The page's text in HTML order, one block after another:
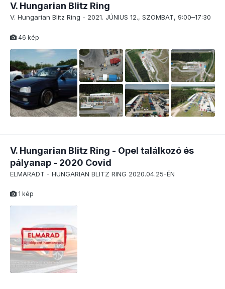
V. Hungarian Blitz Ring
V. Hungarian Blitz Ring - 2021. JÚNIUS 12., SZOMBAT, 9:00–17:30
46 kép
V. Hungarian Blitz Ring - Opel találkozó és
pályanap - 2020 Covid
ELMARADT - HUNGARIAN BLITZ RING 2020.04.25-ÉN
1 kép